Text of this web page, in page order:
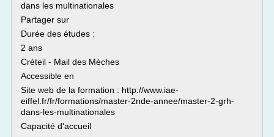
dans les multinationales
Partager sur
Durée des études :
2 ans
Créteil - Mail des Mèches
Accessible en
Site web de la formation : http://www.iae-
eiffel.fr/fr/formations/master-2nde-annee/master-2-grh-
dans-les-multinationales
Capacité d'accueil